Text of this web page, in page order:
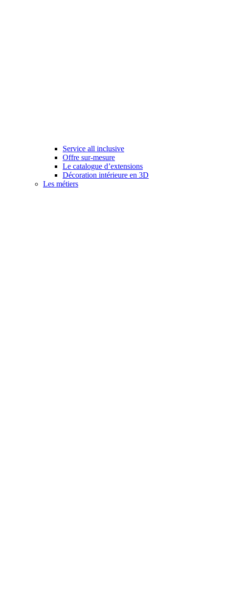
Service all inclusive
Offre sur-mesure
Le catalogue d’extensions
Décoration intérieure en 3D
Les métiers